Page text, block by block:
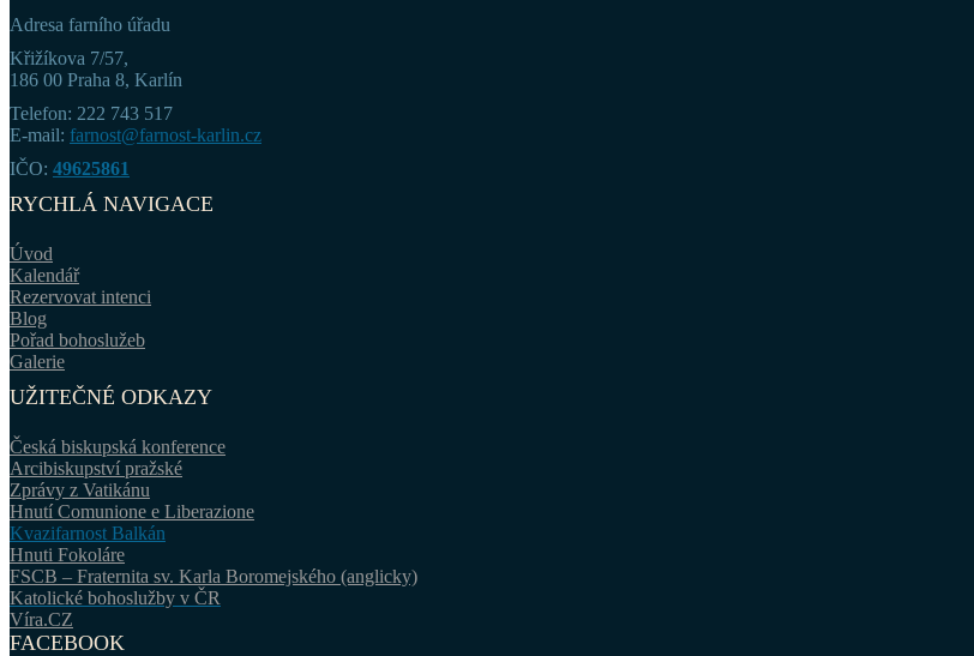
Adresa farního úřadu
Křižíkova 7/57,
186 00 Praha 8, Karlín
Telefon: 222 743 517
E-mail: farnost@farnost-karlin.cz
IČO: 49625861
RYCHLÁ NAVIGACE
Úvod
Kalendář
Rezervovat intenci
Blog
Pořad bohoslužeb
Galerie
UŽITEČNÉ ODKAZY
Česká biskupská konference
Arcibiskupství pražské
Zprávy z Vatikánu
Hnutí Comunione e Liberazione
Kvazifarnost Balkán
Hnuti Fokoláre
FSCB – Fraternita sv. Karla Boromejského (anglicky)
Katolické bohoslužby v ČR
Víra.CZ
FACEBOOK